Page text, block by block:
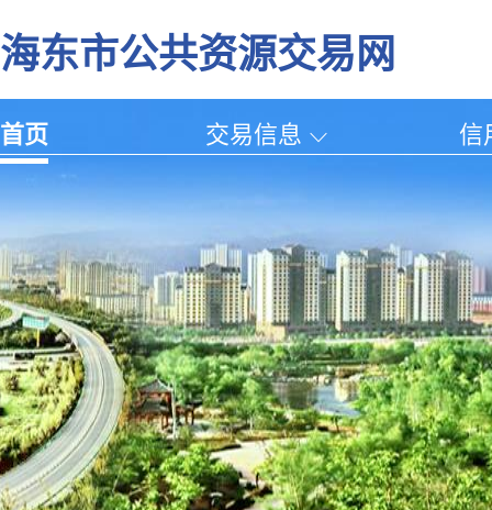
海东市公共资源交易网
首页 交易信息 信